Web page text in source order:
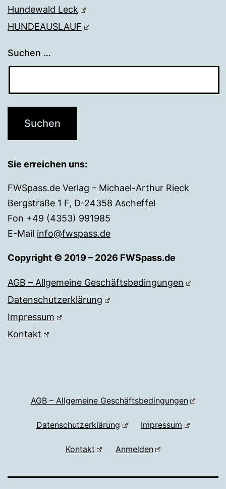
Hundewald Leck
HUNDEAUSLAUF
Suchen …
Sie erreichen uns:
FWSpass.de Verlag – Michael-Arthur Rieck
Bergstraße 1 F, D-24358 Ascheffel
Fon +49 (4353) 991985
E-Mail info@fwspass.de
Copyright © 2019 – 2026 FWSpass.de
AGB – Allgemeine Geschäftsbedingungen
Datenschutzerklärung
Impressum
Kontakt
AGB – Allgemeine Geschäftsbedingungen
Datenschutzerklärung Impressum
Kontakt Anmelden